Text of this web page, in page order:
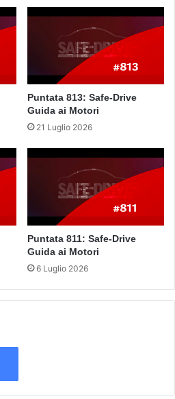
Puntata 813: Safe-Drive
Guida ai Motori
21 Luglio 2026
Puntata 811: Safe-Drive
Guida ai Motori
6 Luglio 2026